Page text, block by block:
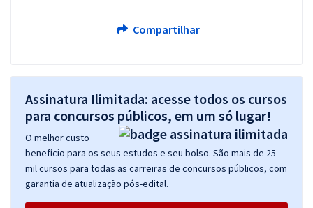
Compartilhar
Assinatura Ilimitada: acesse todos os cursos
para concursos públicos, em um só lugar!
O melhor custo
benefício para os seus estudos e seu bolso. São mais de 25
mil cursos para todas as carreiras de concursos públicos, com
garantia de atualização pós-edital.